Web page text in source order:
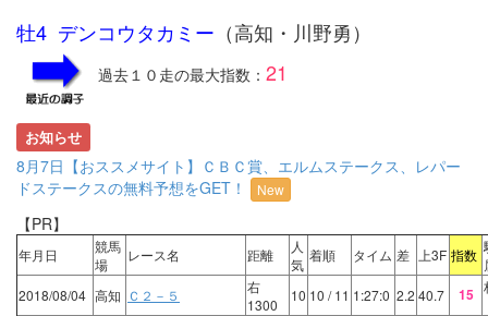
牡4 デンコウタカミー （高知・川野勇）
過去１０走の最大指数： 21
お知らせ
8月7日【おススメサイト】ＣＢＣ賞、エルムステークス、レパー
ドステークスの無料予想をGET！
New
【PR】
年月日
競馬
場
レース名 距離
人
気
着順 タイム 差 上3F 指数
2018/08/04 高知 Ｃ２－５
右
1300
10 10 / 11 1:27:0 2.2 40.7 15